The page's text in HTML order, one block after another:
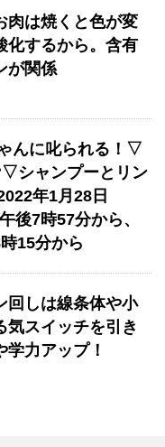
肉は焼くと色が変
するから。含有
が関係
んに叱られる！▽
シャンプーとリン
年1月28日
後7時57分から、
15分から
回しは線条体や小
気スイッチを引き
力アップ！